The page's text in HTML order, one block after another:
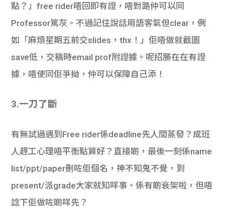
點？」free rider唔回即有證，唔對路仲可以同
Professor篤灰。不過記住說話用語客氣但clear，例
如「麻煩星期五前交slides，thx！」佢唔做就截圖
save低，交稿時email prof附證據。呢招勝在在有證
據，唔使同佢爭拗，仲可以保障自己添！
3.一刀了斷
有無試過遇到Free rider係deadline先人間蒸發？成班
人趕工心理唔平衡點算好？ 直接啲，最後一刻係name
list/ppt/paper刪咗佢個名，神不知鬼不覺，到
present/派grade大家就知咩事。係有啲衰架啦，但唔
諗下佢做咗啲咩先？